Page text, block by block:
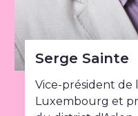
Serge Sainte
Vice-président de
Luxembourg et